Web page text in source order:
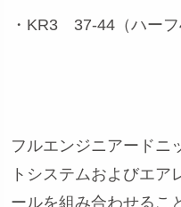
・KR3 37-44（ハーフ
フルエンジニアードニ
トシステムおよびエア
ールを組み合わせるこ